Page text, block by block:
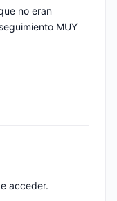
no eran
MUY
acceder.